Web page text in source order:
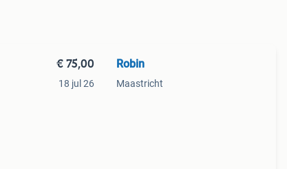
€ 75,00
18 jul 26
Robin
Maastricht